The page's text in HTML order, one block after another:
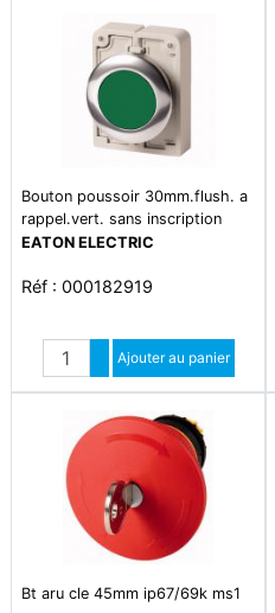
Bouton poussoir 30mm.flush. a
rappel.vert. sans inscription
EATON ELECTRIC
Réf : 000182919
Quantité
Augmenter quantité
Diminuer quantité
Ajouter au panier
Bt aru cle 45mm ip67/69k ms1